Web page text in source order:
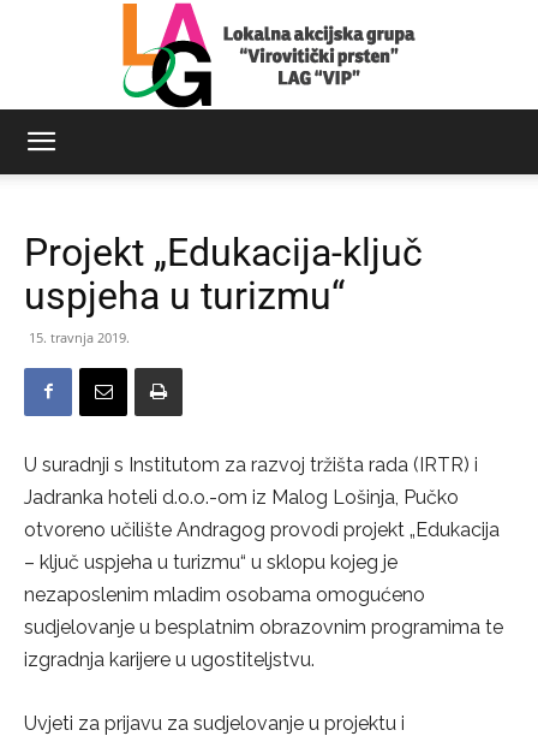
Virovitički
Projekt „Edukacija-ključ
uspjeha u turizmu“
15. travnja 2019.
U suradnji s Institutom za razvoj tržišta rada (IRTR) i
Jadranka hoteli d.o.o.-om iz Malog Lošinja, Pučko
otvoreno učilište Andragog provodi projekt „Edukacija
– ključ uspjeha u turizmu“ u sklopu kojeg je
nezaposlenim mladim osobama omogućeno
sudjelovanje u besplatnim obrazovnim programima te
izgradnja karijere u ugostiteljstvu.
Uvjeti za prijavu za sudjelovanje u projektu i